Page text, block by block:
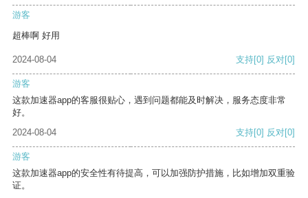
游客
超棒啊 好用
2024-08-04 支持[0] 反对[0]
游客
这款加速器app的客服很贴心，遇到问题都能及时解决，服务态度非常
好。
2024-08-04
支持[0] 反对[0]
游客
这款加速器app的安全性有待提高，可以加强防护措施，比如增加双重验
证。